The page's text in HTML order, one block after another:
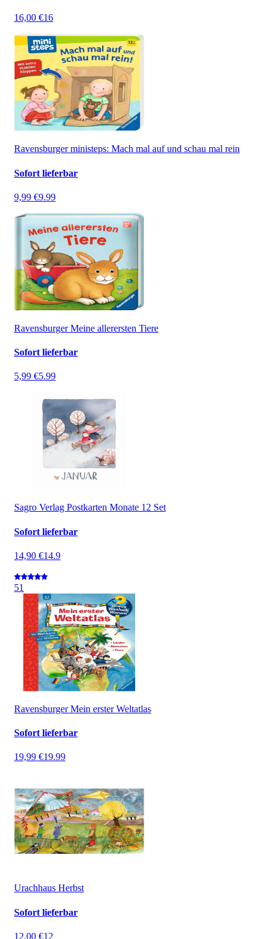
16,00 €16
Ravensburger ministeps: Mach mal auf und schau mal rein
Sofort lieferbar
9,99 €9.99
Ravensburger Meine allerersten Tiere
Sofort lieferbar
5,99 €5.99
Sagro Verlag Postkarten Monate 12 Set
Sofort lieferbar
14,90 €14.9
51
Ravensburger Mein erster Weltatlas
Sofort lieferbar
19,99 €19.99
Urachhaus Herbst
Sofort lieferbar
12,00 €12